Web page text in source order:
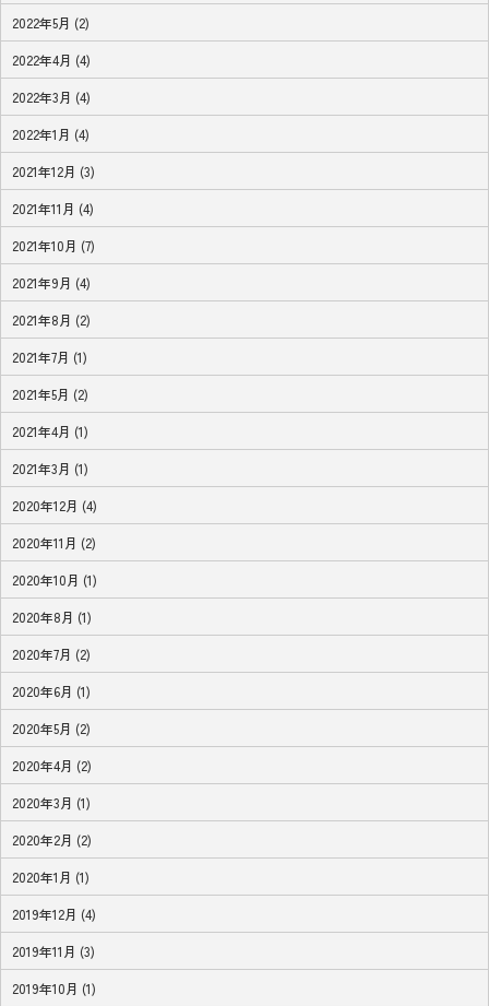
2022年5月 (2)
2022年4月 (4)
2022年3月 (4)
2022年1月 (4)
2021年12月 (3)
2021年11月 (4)
2021年10月 (7)
2021年9月 (4)
2021年8月 (2)
2021年7月 (1)
2021年5月 (2)
2021年4月 (1)
2021年3月 (1)
2020年12月 (4)
2020年11月 (2)
2020年10月 (1)
2020年8月 (1)
2020年7月 (2)
2020年6月 (1)
2020年5月 (2)
2020年4月 (2)
2020年3月 (1)
2020年2月 (2)
2020年1月 (1)
2019年12月 (4)
2019年11月 (3)
2019年10月 (1)